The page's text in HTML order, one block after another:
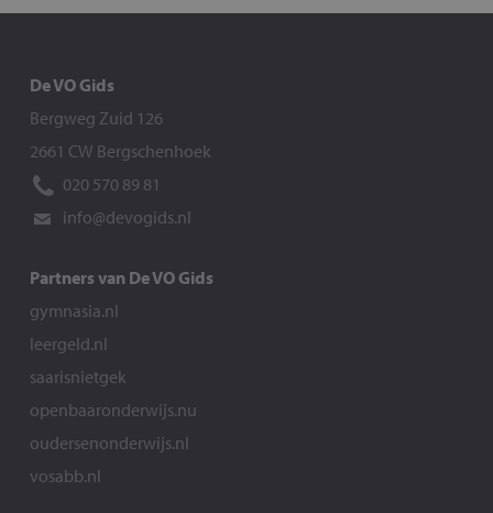
De VO Gids
Bergweg Zuid 126
2661 CW Bergschenhoek
020 570 89 81
info@devogids.nl
Partners van De VO Gids
gymnasia.nl
leergeld.nl
saarisnietgek
openbaaronderwijs.nu
oudersenonderwijs.nl
vosabb.nl